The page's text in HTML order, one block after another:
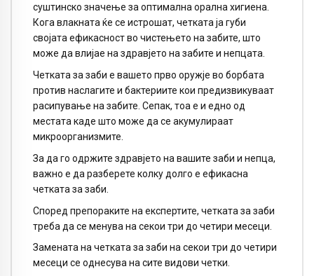
суштинско значење за оптимална орална хигиена.
Кога влакната ќе се истрошат, четката ја губи
својата ефикасност во чистењето на забите, што
може да влијае на здравјето на забите и непцата.
Четката за заби е вашето прво оружје во борбата
против наслагите и бактериите кои предизвикуваат
расипување на забите. Сепак, тоа е и едно од
местата каде што може да се акумулираат
микроорганизмите.
За да го одржите здравјето на вашите заби и непца,
важно е да разберете колку долго е ефикасна
четката за заби.
Според препораките на експертите, четката за заби
треба да се менува на секои три до четири месеци.
Замената на четката за заби на секои три до четири
месеци се однесува на сите видови четки.